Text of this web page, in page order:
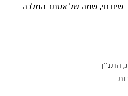
שיח נוי, שמה של אסתר המלכה
התנ''ך